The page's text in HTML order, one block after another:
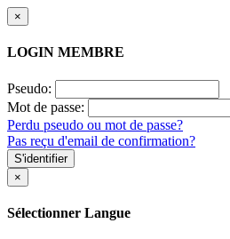
×
LOGIN MEMBRE
Pseudo:
Mot de passe:
Perdu pseudo ou mot de passe?
Pas reçu d'email de confirmation?
S'identifier
×
Sélectionner Langue